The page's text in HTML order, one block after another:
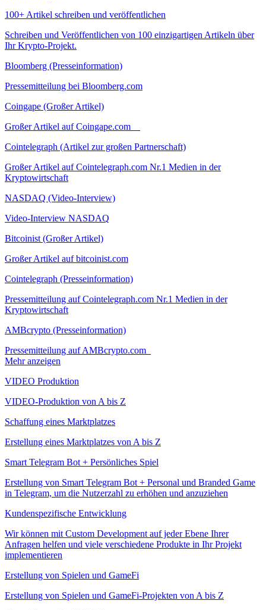
100+ Artikel schreiben und veröffentlichen
Schreiben und Veröffentlichen von 100 einzigartigen Artikeln über
Ihr Krypto-Projekt.
Bloomberg (Presseinformation)
Pressemitteilung bei Bloomberg.com
Coingape (Großer Artikel)
Großer Artikel auf Coingape.com
Cointelegraph (Artikel zur großen Partnerschaft)
Großer Artikel auf Cointelegraph.com Nr.1 Medien in der
Kryptowirtschaft
NASDAQ (Video-Interview)
Video-Interview NASDAQ
Bitcoinist (Großer Artikel)
Großer Artikel auf bitcoinist.com
Cointelegraph (Presseinformation)
Pressemitteilung auf Cointelegraph.com Nr.1 Medien in der
Kryptowirtschaft
AMBcrypto (Presseinformation)
Pressemitteilung auf AMBcrypto.com
Mehr anzeigen
VIDEO Produktion
VIDEO-Produktion von A bis Z
Schaffung eines Marktplatzes
Erstellung eines Marktplatzes von A bis Z
Smart Telegram Bot + Persönliches Spiel
Erstellung von Smart Telegram Bot + Personal und Branded Game
in Telegram, um die Nutzerzahl zu erhöhen und anzuziehen
Kundenspezifische Entwicklung
Wir können mit Custom Development auf jeder Ebene Ihrer
Anfragen helfen und viele verschiedene Produkte in Ihr Projekt
implementieren
Erstellung von Spielen und GameFi
Erstellung von Spielen und GameFi-Projekten von A bis Z